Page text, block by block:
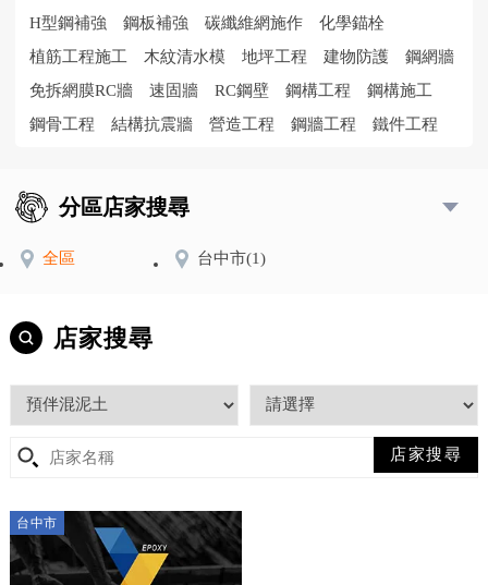
H型鋼補強
鋼板補強 碳纖維網施作
化學錨栓
植筋工程施工
木紋清水模 地坪工程 建物防護
鋼網牆
免拆網膜RC牆
速固牆 RC鋼壁 鋼構工程
鋼構施工
鋼骨工程
結構抗震牆 營造工程 鋼牆工程 鐵件工程
分區店家搜尋
全區 台中市(1)
店家搜尋
台中市